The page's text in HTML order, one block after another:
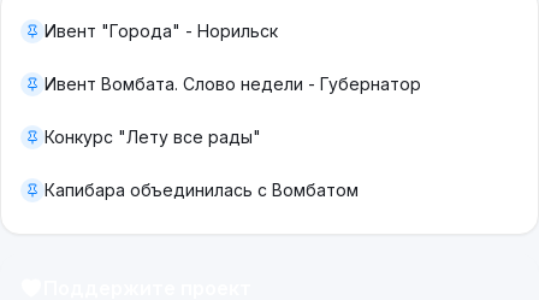
Ивент "Города" - Норильск
Ивент Вомбата. Слово недели - Губернатор
Конкурс "Лету все рады"
Капибара объединилась с Вомбатом